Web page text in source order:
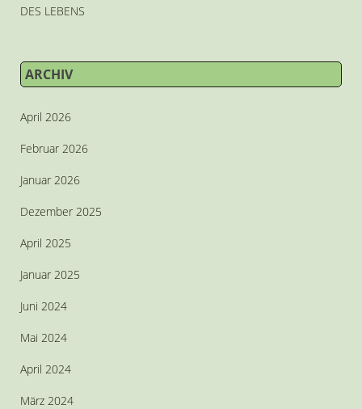
DES LEBENS
ARCHIV
April 2026
Februar 2026
Januar 2026
Dezember 2025
April 2025
Januar 2025
Juni 2024
Mai 2024
April 2024
März 2024